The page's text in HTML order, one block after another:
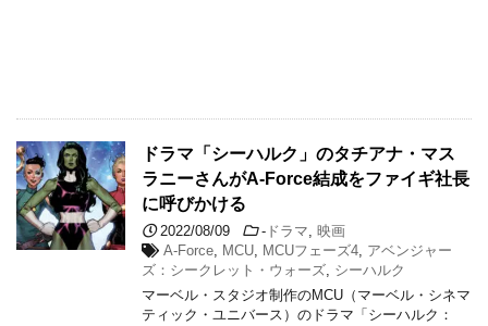
ドラマ「シーハルク」のタチアナ・マス
ラニーさんがA-Force結成をファイギ社長
に呼びかける
2022/08/09 - ドラマ
映画
A-Force
MCU MCUフェーズ4
アベンジャー
ズ：シークレット・ウォーズ
シーハルク
マーベル・スタジオ制作のMCU（マーベル・シネマ
ティック・ユニバース）のドラマ「シーハルク：